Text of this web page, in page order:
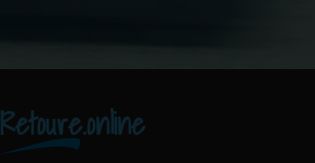
Retoure.online